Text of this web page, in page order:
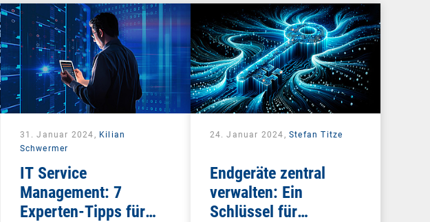
31. Januar 2024, Kilian
Schwermer
IT Service
Management: 7
Experten-Tipps für
24. Januar 2024, Stefan Titze
Endgeräte zentral
verwalten: Ein
Schlüssel für